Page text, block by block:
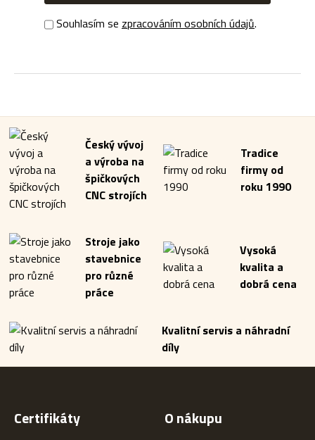
Souhlasím se zpracováním osobních údajů.
Český vývoj
a výroba na
špičkových
CNC strojích
Tradice
firmy od
roku 1990
Stroje jako
stavebnice
pro různé
práce
Vysoká
kvalita a
dobrá cena
Kvalitní servis a náhradní
díly
Certifikáty O nákupu